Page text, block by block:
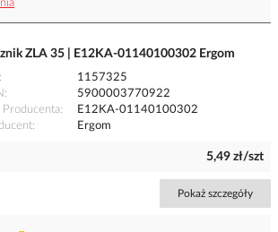
ZLA 35 | E12KA-01140100302 Ergom
1157325
5900003770922
Producenta
E12KA-01140100302
Ergom
5,49 zł/szt
Pokaż szczegóły